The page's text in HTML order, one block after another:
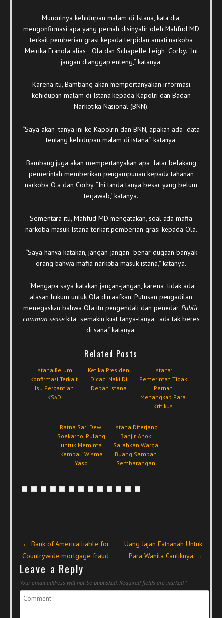
Munculnya kehidupan malam di Istana, kata dia,
mengonfirmasi apa yang pernah disinyalir oleh Mahfud MD
terkait pemberian grasi kepada terpidan amati narkoba
Meirika Franola alias Ola dan Schapelle Leigh Corby. “Ini
jangan dianggap enteng,” katanya.
Karena itu, Bambang akan mempertanyakan informasi
kehidupan malam di Istana kepada Kapolri dan Badan
Narkotika Nasional (BNN).
“Saya akan tanya ini ke Kapolrin dan BNN, apakah ada data
tentang kehidupan malam di istana,” katanya.
Bambang juga akan mempertanyakan apa latar belakang
pemerintah memberikan pengampunan kepada tahanan
narkoba Ola dan Corby. “Ini tanda tanya besar yang belum
terjawab,” katanya.
Sementara itu, Mahfud MD mengatakan, soal ada mafia
narkoba masuk Istana terkait pemberian grasi kepada Ola.
“Saya hanya katakan, jangan-jangan benar dugaan banyak
orang bahwa mafia narkoba masuk istana,” katanya.
“Mengapa saya katakan jangan-jangan, karena tidak ada
alasan hukum untuk Ola dimaafkan. Putusan pengadilan
menegaskan bahwa Ola itu pengendali dan penedar. Public
common sensekita semakin kuat tanya-tanya, ada tak beres
di sana,” katanya.
Related Posts
Istana Belum
Konfirmasi Terkait
Isu Pergantian
KSAD
Ketika Presiden
Dicaci Maki Di
Depan Istana
Istana:
Pemerintah Tidak
Pernah
Menangkap Para
Kritikus
Ratna Sari Dewi
Soekarno, Pulang
untuk Meminta
Kembali Wisma
Yaso
Istana Diterjang
Banjir, Ahok
Salahkan Warga
Buang Sampah
Sembarangan
Post navigation
← Bank of America liable for
Countrywide mortgage fraud
Uang Jajan Fathanah Untuk
Para Wanita Cantiknya →
Leave a Reply
Your email address will not be published. Required fields are marked *